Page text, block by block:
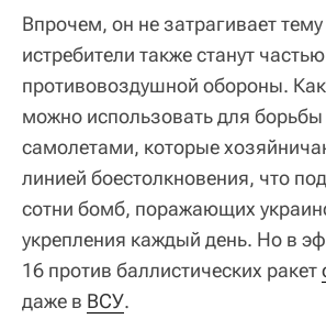
Впрочем, он не затрагивает тему
истребители также станут частью
противовоздушной обороны.
можно использовать для
самолетами, которые
линией боестолкновения, что
сотни бомб, поражающих
укрепления каждый день. Но в
16 против баллистических ракет
даже в ВСУ.